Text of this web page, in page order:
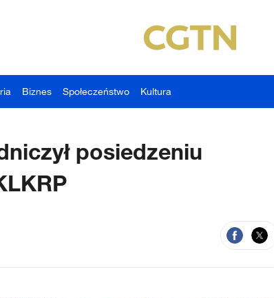
Biznes Społeczeństwo Kultura
posiedzeniu